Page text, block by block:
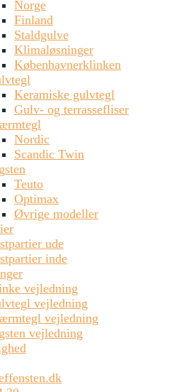
Norge
Finland
Staldgulve
Klimaløsninger
Københavnerklinken
Keramiske gulvtegl
Gulv- og terrassefliser
Nordic
Scandic Twin
Teuto
Optimax
Øvrige modeller
ude
inde
vejledning
vejledning
vejledning
vejledning